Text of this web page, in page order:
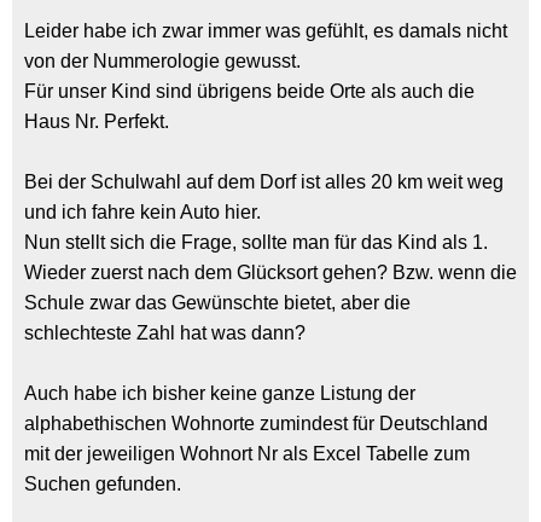
Leider habe ich zwar immer was gefühlt, es damals nicht
von der Nummerologie gewusst.
Für unser Kind sind übrigens beide Orte als auch die
Haus Nr. Perfekt.
Bei der Schulwahl auf dem Dorf ist alles 20 km weit weg
und ich fahre kein Auto hier.
Nun stellt sich die Frage, sollte man für das Kind als 1.
Wieder zuerst nach dem Glücksort gehen? Bzw. wenn die
Schule zwar das Gewünschte bietet, aber die
schlechteste Zahl hat was dann?
Auch habe ich bisher keine ganze Listung der
alphabethischen Wohnorte zumindest für Deutschland
mit der jeweiligen Wohnort Nr als Excel Tabelle zum
Suchen gefunden.